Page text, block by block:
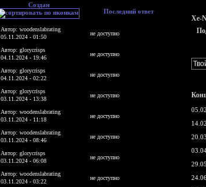
Создан
Последний ответ
Автор: woodenslabrating
05.11.2024 - 01:50
не доступно
Автор: glorycrisps
04.11.2024 - 19:46
не доступно
Автор: glorycrisps
04.11.2024 - 02:22
не доступно
Автор: glorycrisps
03.11.2024 - 13:38
не доступно
Автор: woodenslabrating
03.11.2024 - 11:18
не доступно
Автор: woodenslabrating
03.11.2024 - 08:46
не доступно
Автор: glorycrisps
03.11.2024 - 06:08
не доступно
Автор: woodenslabrating
03.11.2024 - 03:22
не доступно
Xe-
05.02
14.02
20.03
29.05